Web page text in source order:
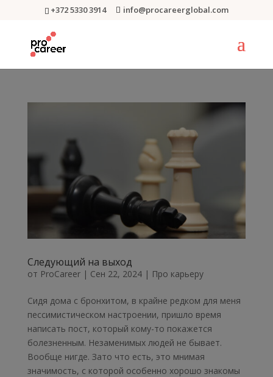
+372 5330 3914 info@procareerglobal.com
Следующий на выход
от ProCareer| Сен 22, 2024| Про карьеру
Сидя дома с бронхитом, в крайне редком для меня
пессимистическом настроении, пришло время
написать пост, который кому-то покажется
болезненным. Незаменимых людей не бывает.
Вообще нигде. Зато что есть, это мнимая
значимость, с которой особенно хорошо знакомы